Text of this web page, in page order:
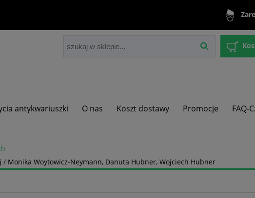
antykwariuszki O nas Koszt dostawy Promocje FAQ-
Monika Woytowicz-Neymann, Danuta Hubner, Wojciech Hubner